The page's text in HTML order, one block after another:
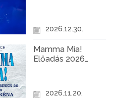
2026.12.30.
Mamma Mia!
Előadás 2026
2026.11.20.